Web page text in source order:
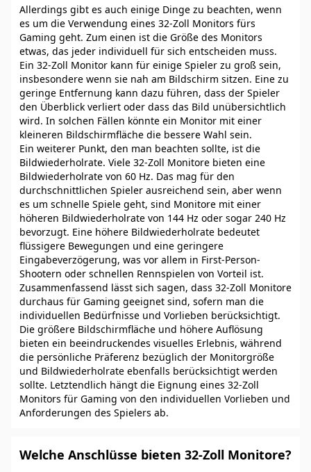
Allerdings gibt es auch einige Dinge zu beachten, wenn
es um die Verwendung eines 32-Zoll Monitors fürs
Gaming geht. Zum einen ist die Größe des Monitors
etwas, das jeder individuell für sich entscheiden muss.
Ein 32-Zoll Monitor kann für einige Spieler zu groß sein,
insbesondere wenn sie nah am Bildschirm sitzen. Eine zu
geringe Entfernung kann dazu führen, dass der Spieler
den Überblick verliert oder dass das Bild unübersichtlich
wird. In solchen Fällen könnte ein Monitor mit einer
kleineren Bildschirmfläche die bessere Wahl sein.
Ein weiterer Punkt, den man beachten sollte, ist die
Bildwiederholrate. Viele 32-Zoll Monitore bieten eine
Bildwiederholrate von 60 Hz. Das mag für den
durchschnittlichen Spieler ausreichend sein, aber wenn
es um schnelle Spiele geht, sind Monitore mit einer
höheren Bildwiederholrate von 144 Hz oder sogar 240 Hz
bevorzugt. Eine höhere Bildwiederholrate bedeutet
flüssigere Bewegungen und eine geringere
Eingabeverzögerung, was vor allem in First-Person-
Shootern oder schnellen Rennspielen von Vorteil ist.
Zusammenfassend lässt sich sagen, dass 32-Zoll Monitore
durchaus für Gaming geeignet sind, sofern man die
individuellen Bedürfnisse und Vorlieben berücksichtigt.
Die größere Bildschirmfläche und höhere Auflösung
bieten ein beeindruckendes visuelles Erlebnis, während
die persönliche Präferenz bezüglich der Monitorgröße
und Bildwiederholrate ebenfalls berücksichtigt werden
sollte. Letztendlich hängt die Eignung eines 32-Zoll
Monitors für Gaming von den individuellen Vorlieben und
Anforderungen des Spielers ab.
Welche Anschlüsse bieten 32-Zoll Monitore?